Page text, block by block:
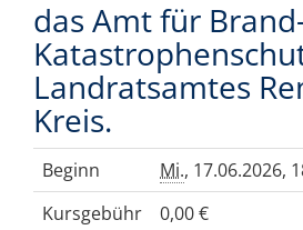
das Amt für
Landratsamtes
Kreis.
Beginn Mi., 17.06.2026,
Kursgebühr
0,00 €